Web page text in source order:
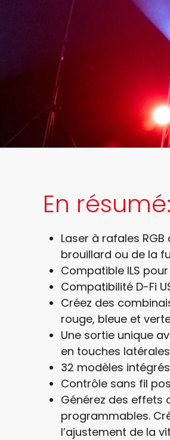
En résumé:
Laser à rafales
brouillard ou de la
Compatible ILS
Compatibilité D-Fi
Créez des
rouge, bleue et
Une sortie unique
en touches latérales
32 modèles
Contrôle sans fil
Générez des effets
programmables.
l’ajustement de la